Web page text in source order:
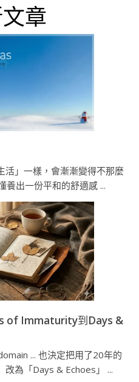
章
活」一樣，會漸漸變得不那麼
養出一份平和的舒適感 ...
of Immaturity到Days &
... 也決定把用了20年的
為「Days & Echoes」 ...